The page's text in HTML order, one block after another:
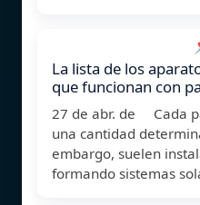
La lista de los
que funcionan con
27 de abr. de Cada
una cantidad
embargo, suelen
formando sistemas